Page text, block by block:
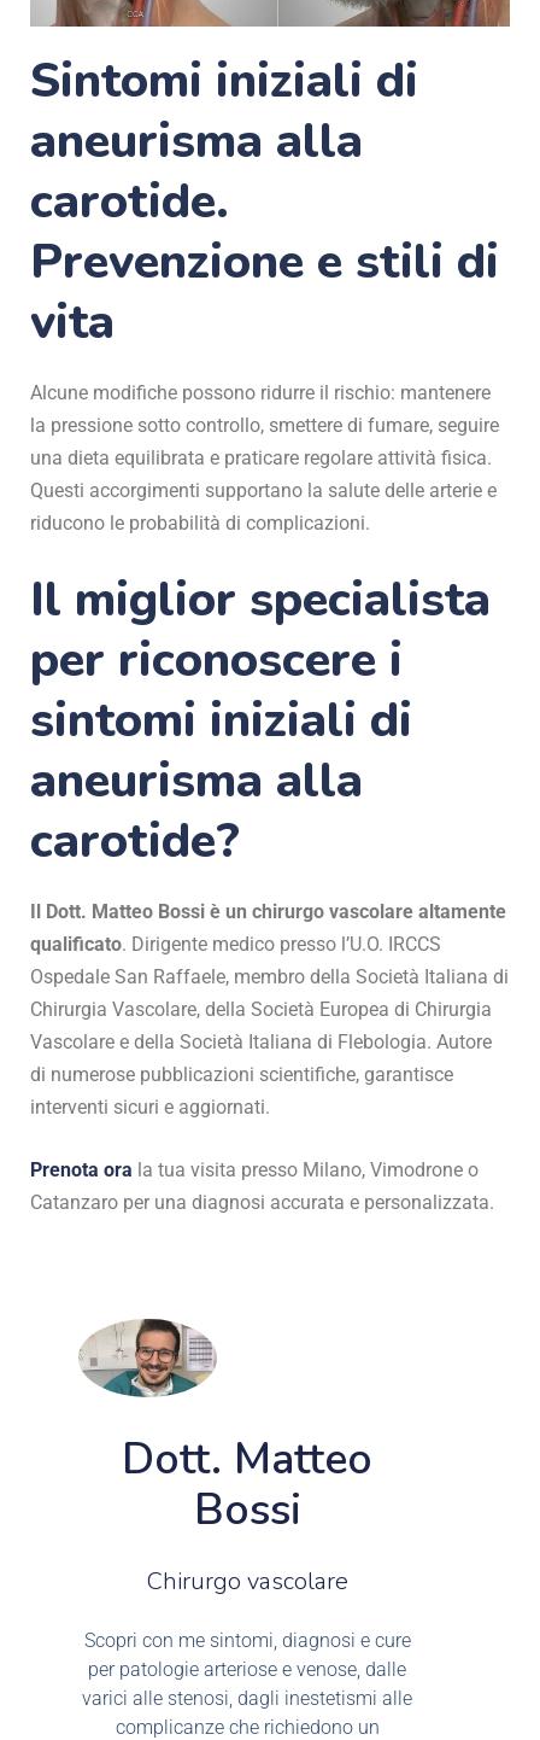
Sintomi iniziali di
aneurisma alla
carotide.
Prevenzione e stili di
vita
Alcune modifiche possono ridurre il rischio: mantenere
la pressione sotto controllo, smettere di fumare, seguire
una dieta equilibrata e praticare regolare attività fisica.
Questi accorgimenti supportano la salute delle arterie e
riducono le probabilità di complicazioni.
Il miglior specialista
per riconoscere i
sintomi iniziali di
aneurisma alla
carotide?
Il Dott. Matteo Bossi è un chirurgo vascolare altamente
qualificato. Dirigente medico presso l’U.O. IRCCS
Ospedale San Raffaele, membro della Società Italiana di
Chirurgia Vascolare, della Società Europea di Chirurgia
Vascolare e della Società Italiana di Flebologia. Autore
di numerose pubblicazioni scientifiche, garantisce
interventi sicuri e aggiornati.
Prenota ora la tua visita presso Milano, Vimodrone o
Catanzaro per una diagnosi accurata e personalizzata.
Dott. Matteo
Bossi
Chirurgo vascolare
Scopri con me sintomi, diagnosi e cure
per patologie arteriose e venose, dalle
varici alle stenosi, dagli inestetismi alle
complicanze che richiedono un